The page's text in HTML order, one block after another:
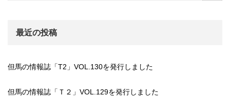
最近の投稿
但馬の情報誌「T2」VOL.130を発行しました
但馬の情報誌「Ｔ２」VOL.129を発行しました